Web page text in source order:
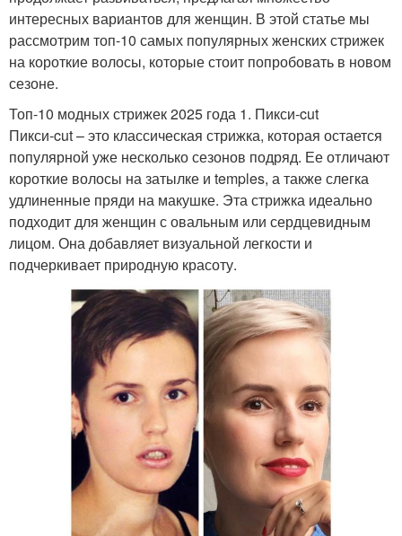
интересных вариантов для женщин. В этой статье мы
рассмотрим топ-10 самых популярных женских стрижек
на короткие волосы, которые стоит попробовать в новом
сезоне.
Топ-10 модных стрижек 2025 года 1. Пикси-cut
Пикси-cut – это классическая стрижка, которая остается
популярной уже несколько сезонов подряд. Ее отличают
короткие волосы на затылке и temples, а также слегка
удлиненные пряди на макушке. Эта стрижка идеально
подходит для женщин с овальным или сердцевидным
лицом. Она добавляет визуальной легкости и
подчеркивает природную красоту.